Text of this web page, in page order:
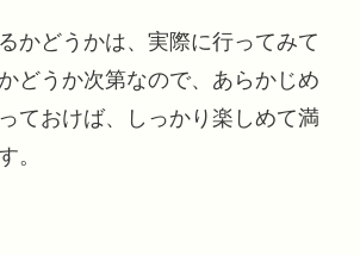
かどうかは、実際に行ってみて
どうか次第なので、あらかじめ
ておけば、しっかり楽しめて満
。